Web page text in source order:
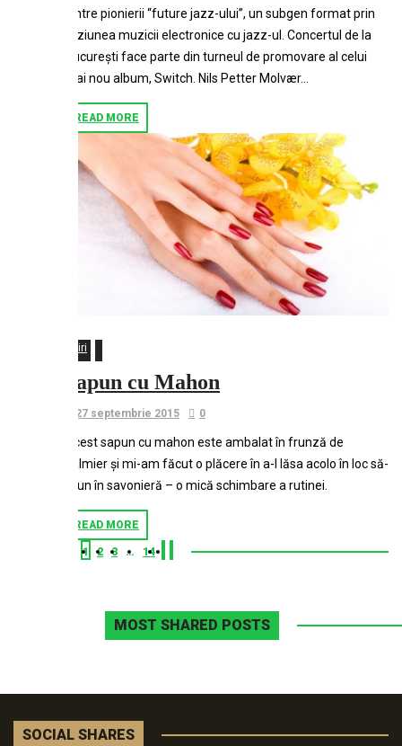
dintre pionierii “future jazz-ului”, un subgen format prin
fuziunea muzicii electronice cu jazz-ul. Concertul de la
București face parte din turneul de promovare al celui
mai nou album, Switch. Nils Petter Molvær...
READ MORE
Stiri
Sapun cu Mahon
27 septembrie 2015 0
Acest sapun cu mahon este ambalat în frunză de
palmier și mi-am făcut o plăcere în a-l lăsa acolo în loc să-
l pun în savonieră – o mică schimbare a rutinei.
READ MORE
1 2 3 … 14
MOST SHARED POSTS
SOCIAL SHARES